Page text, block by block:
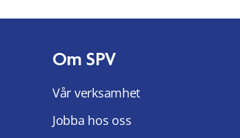
Om SPV
Vår verksamhet
Jobba hos oss